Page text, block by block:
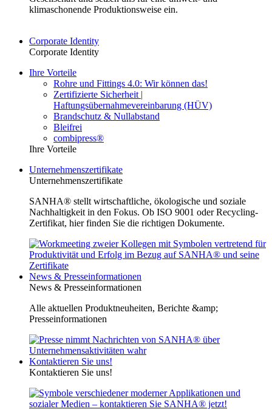
klimaschonende Produktionsweise ein.
Corporate Identity
Corporate Identity
Ihre Vorteile
Rohre und Fittings 4.0: Wir können das!
Zertifizierte Sicherheit |
Haftungsübernahmevereinbarung (HÜV)
Brandschutz & Nullabstand
Bleifrei
combipress®
Ihre Vorteile
Unternehmenszertifikate
Unternehmenszertifikate
SANHA® stellt wirtschaftliche, ökologische und soziale
Nachhaltigkeit in den Fokus. Ob ISO 9001 oder Recycling-
Zertifikat, hier finden Sie die richtigen Dokumente.
News & Presseinformationen
News & Presseinformationen
Alle aktuellen Produktneuheiten, Berichte &amp;
Presseinformationen
Kontaktieren Sie uns!
Kontaktieren Sie uns!